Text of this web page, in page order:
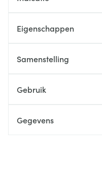
Eigenschappen
Samenstelling
Gebruik
Gegevens